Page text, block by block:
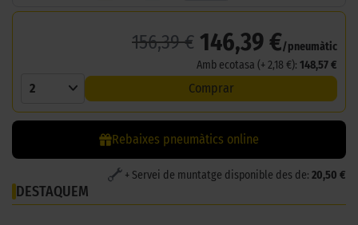
156,39 € 146,39 €/pneumàtic
Amb ecotasa (+ 2,18 €): 148,57 €
2 Comprar
Rebaixes pneumàtics online
+ Servei de muntatge disponible des de: 20,50 €
DESTAQUEM